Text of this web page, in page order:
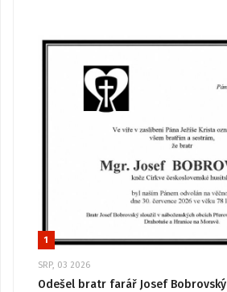
1
SRP, 03 2026
Odešel bratr farář Josef Bobrovský